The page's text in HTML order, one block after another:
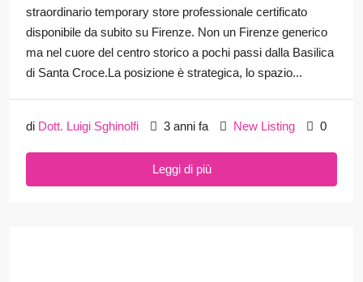
straordinario temporary store professionale certificato
disponibile da subito su Firenze. Non un Firenze generico
ma nel cuore del centro storico a pochi passi dalla Basilica
di Santa Croce.La posizione è strategica, lo spazio...
di Dott. Luigi Sghinolfi 3 anni fa New Listing 0
Leggi di più